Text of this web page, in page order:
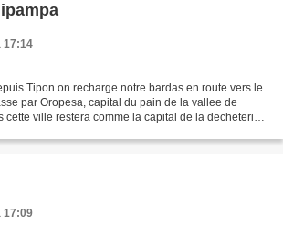
17:14
Tipon on recharge notre bardas en route vers le
par Oropesa, capital du pain de la vallee de
cette ville restera comme la capital de la decheterie...
17:09